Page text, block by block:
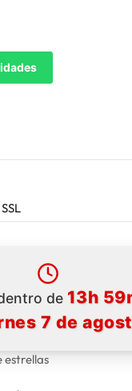
de 13h
7 de
estrellas